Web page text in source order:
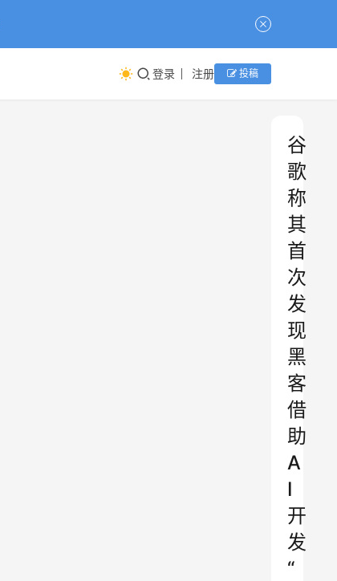
登录 注册 投稿
谷
歌
称
其
首
次
发
现
黑
客
借
助
A
I
开
发
“